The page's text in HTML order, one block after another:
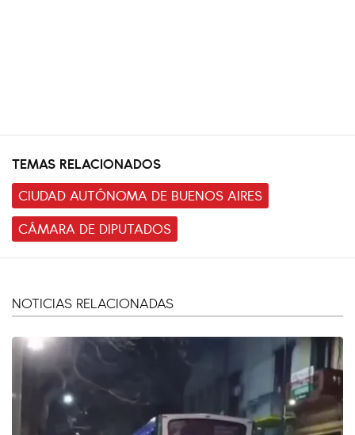
TEMAS RELACIONADOS
CIUDAD AUTÓNOMA DE BUENOS AIRES
CÁMARA DE DIPUTADOS
NOTICIAS RELACIONADAS